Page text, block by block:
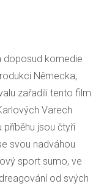
doposud komedie
Německa,
zařadili tento film
Varech
jsou čtyři
svou nadváhou
sport sumo, ve
od svých